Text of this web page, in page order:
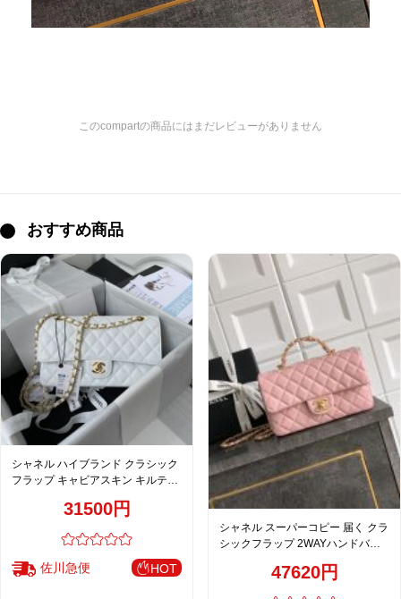
このcompartの商品にはまだレビューがありません
おすすめ商品
シャネル ハイブランド クラシック
フラップ キャビアスキン キルティ
ワイト レディース 注目商品
31500円
佐川急便 HOT
シャネル スーパーコピー 届く クラ
シックフラップ 2WAYハンドバッ
47620円